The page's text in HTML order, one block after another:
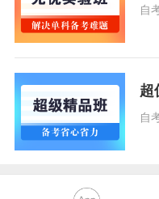
自
超
自